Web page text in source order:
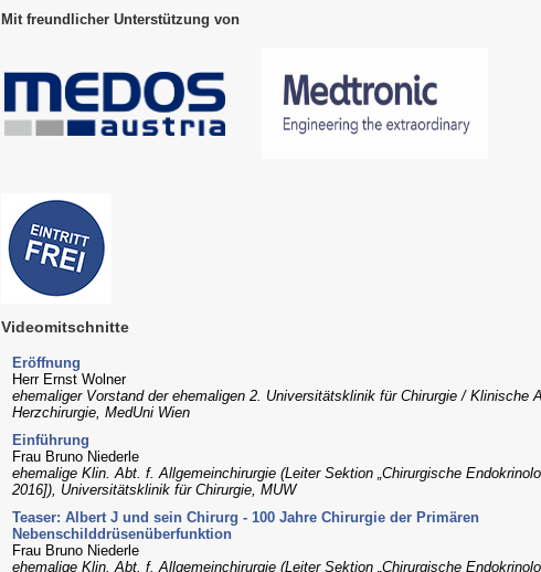
Mit freundlicher Unterstützung von
Videomitschnitte
Eröffnung
Herr Ernst Wolner
ehemaliger Vorstand der ehemaligen 2. Universitätsklinik für Chirurgie / Klinische
Herzchirurgie, MedUni Wien
Einführung
Frau Bruno Niederle
ehemalige Klin. Abt. f. Allgemeinchirurgie (Leiter Sektion „Chirurgische
2016]), Universitätsklinik für Chirurgie, MUW
Teaser: Albert J und sein Chirurg - 100 Jahre Chirurgie der Primären
Nebenschilddrüsenüberfunktion
Frau Bruno Niederle
ehemalige Klin. Abt. f. Allgemeinchirurgie (Leiter Sektion „Chirurgische